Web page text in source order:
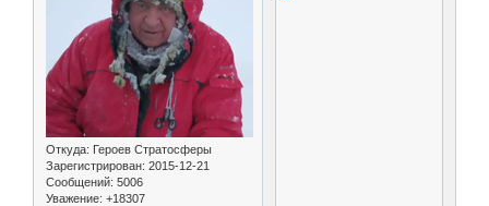
Откуда: Героев Стратосферы
Зарегистрирован: 2015-12-21
Сообщений: 5006
Уважение: +18307